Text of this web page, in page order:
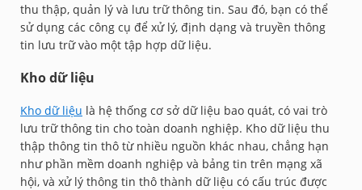
thu thập, quản lý và lưu trữ thông tin. Sau đó, bạn có thể
sử dụng các công cụ để xử lý, định dạng và truyền thông
tin lưu trữ vào một tập hợp dữ liệu.
Kho dữ liệu
Kho dữ liệu là hệ thống cơ sở dữ liệu bao quát, có vai trò
lưu trữ thông tin cho toàn doanh nghiệp. Kho dữ liệu thu
thập thông tin thô từ nhiều nguồn khác nhau, chẳng hạn
như phần mềm doanh nghiệp và bảng tin trên mạng xã
hội, và xử lý thông tin thô thành dữ liệu có cấu trúc được